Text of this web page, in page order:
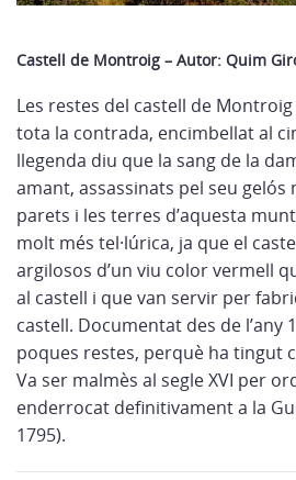
Castell de Montroig – Autor: Quim
Les restes del castell de
tota la contrada, encimbellat al
llegenda diu que la sang de la
amant, assassinats pel seu gelós
parets i les terres d’aquesta
molt més tel·lúrica, ja que el
argilosos d’un viu color vermell
al castell i que van servir per
castell. Documentat des de l’any
poques restes, perquè ha tingut
Va ser malmès al segle XVI per
enderrocat definitivament a la
1795).